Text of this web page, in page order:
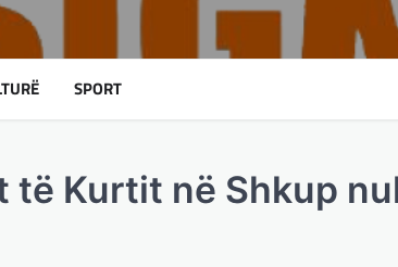
SPORT
të Kurtit në Shkup